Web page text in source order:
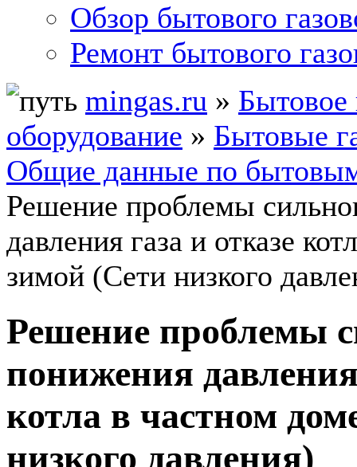
Обзор бытового
Ремонт бытового
mingas.ru » Бытовое
оборудование » Бытовые
Общие данные по
Решение проблемы
давления газа и отказе
зимой (Сети низкого
Решение проблемы
понижения давления
котла в частном
низкого давления)